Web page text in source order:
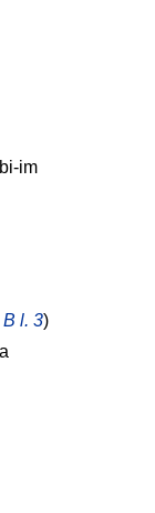
im
B l. 3)